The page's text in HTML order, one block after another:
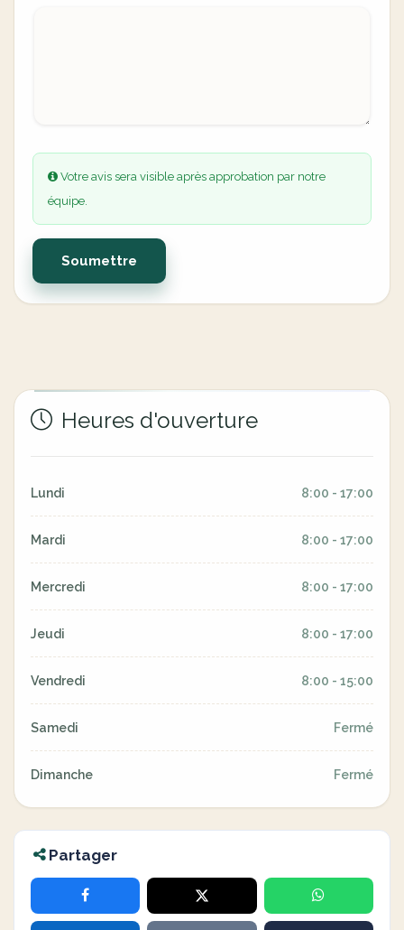
Votre avis sera visible après approbation par notre
équipe.
Soumettre
Heures d'ouverture
Lundi 8:00 - 17:00
Mardi 8:00 - 17:00
Mercredi 8:00 - 17:00
Jeudi 8:00 - 17:00
Vendredi 8:00 - 15:00
Samedi Fermé
Dimanche Fermé
Partager